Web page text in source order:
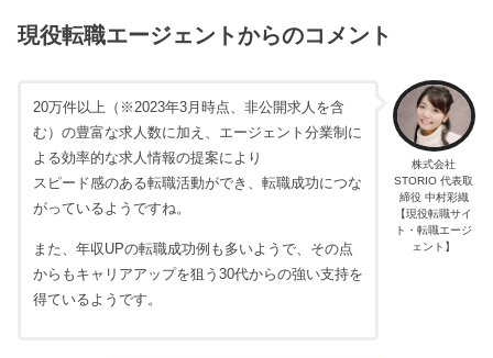
現役転職エージェントからのコメント
株式会社
STORIO 代表取
締役 中村彩織
【現役転職サイ
ト・転職エージ
ェント】
20万件以上（※2023年3月時点、非公開求人を含
む）の豊富な求人数に加え、エージェント分業制に
よる効率的な求人情報の提案により
スピード感のある転職活動ができ、転職成功につな
がっているようですね。
また、年収UPの転職成功例も多いようで、その点
からもキャリアアップを狙う30代からの強い支持を
得ているようです。